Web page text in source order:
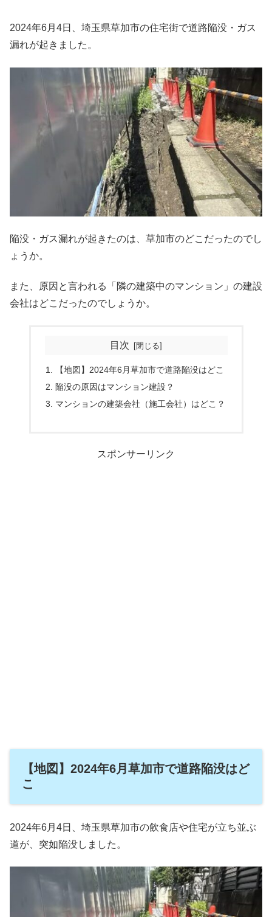
2024年6月4日、埼玉県草加市の住宅街で道路陥没・ガス
漏れが起きました。
陥没・ガス漏れが起きたのは、草加市のどこだったのでし
ょうか。
また、原因と言われる「隣の建築中のマンション」の建設
会社はどこだったのでしょうか。
目次
【地図】2024年6月草加市で道路陥没はどこ
陥没の原因はマンション建設？
マンションの建築会社（施工会社）はどこ？
スポンサーリンク
【地図】2024年6月草加市で道路陥没はど
こ
2024年6月4日、埼玉県草加市の飲食店や住宅が立ち並ぶ
道が、突如陥没しました。